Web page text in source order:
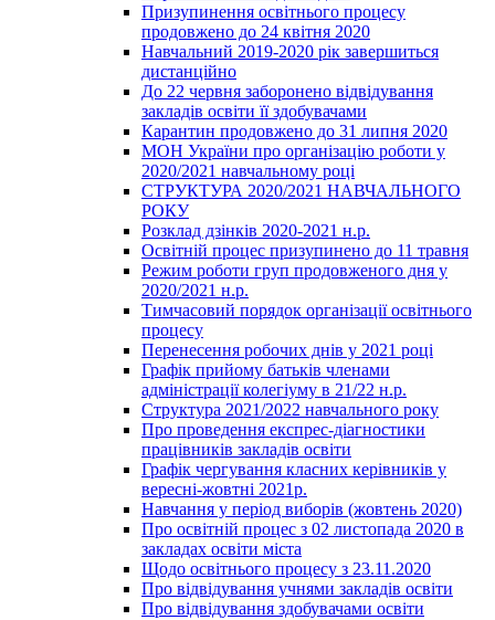
Призупинення освітнього процесу
продовжено до 24 квітня 2020
Навчальний 2019-2020 рік завершиться
дистанційно
До 22 червня заборонено відвідування
закладів освіти її здобувачами
Карантин продовжено до 31 липня 2020
МОН України про організацію роботи у
2020/2021 навчальному році
СТРУКТУРА 2020/2021 НАВЧАЛЬНОГО
РОКУ
Розклад дзінків 2020-2021 н.р.
Освітній процес призупинено до 11 травня
Режим роботи груп продовженого дня у
2020/2021 н.р.
Тимчасовий порядок організації освітнього
процесу
Перенесення робочих днів у 2021 році
Графік прийому батьків членами
адміністрації колегіуму в 21/22 н.р.
Структура 2021/2022 навчального року
Про проведення експрес-діагностики
працівників закладів освіти
Графік чергування класних керівників у
вересні-жовтні 2021р.
Навчання у період виборів (жовтень 2020)
Про освітній процес з 02 листопада 2020 в
закладах освіти міста
Щодо освітнього процесу з 23.11.2020
Про відвідування учнями закладів освіти
Про відвідування здобувачами освіти